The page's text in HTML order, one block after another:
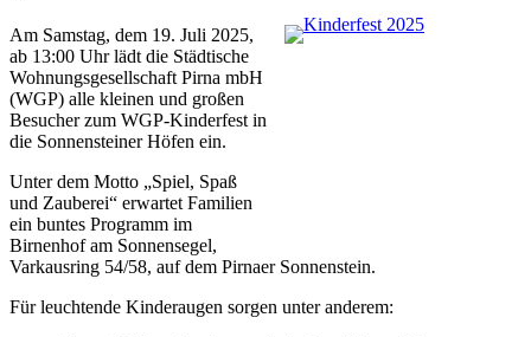
Am Samstag, dem 19. Juli 2025,
ab 13:00 Uhr lädt die Städtische
Wohnungsgesellschaft Pirna mbH
(WGP) alle kleinen und großen
Besucher zum WGP-Kinderfest in
die Sonnensteiner Höfen ein.
Unter dem Motto „Spiel, Spaß
und Zauberei“ erwartet Familien
ein buntes Programm im
Birnenhof am Sonnensegel,
Varkausring 54/58, auf dem Pirnaer Sonnenstein.
Für leuchtende Kinderaugen sorgen unter anderem: